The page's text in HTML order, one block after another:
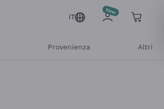
IT
Provenienza Altri